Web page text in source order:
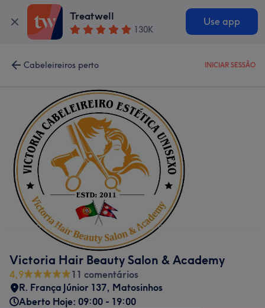
Treatwell
130K
Use app
Cabeleireiros perto INICIAR SESSÃO
Victoria Hair Beauty Salon & Academy
4,9
11 comentários
R. França Júnior 137, Matosinhos
Aberto Hoje: 09:00 - 19:00